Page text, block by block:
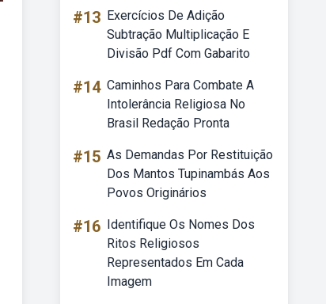
#13 Exercícios De Adição
Subtração Multiplicação E
Divisão Pdf Com Gabarito
#14 Caminhos Para Combate A
Intolerância Religiosa No
Brasil Redação Pronta
#15 As Demandas Por Restituição
Dos Mantos Tupinambás Aos
Povos Originários
#16 Identifique Os Nomes Dos
Ritos Religiosos
Representados Em Cada
Imagem